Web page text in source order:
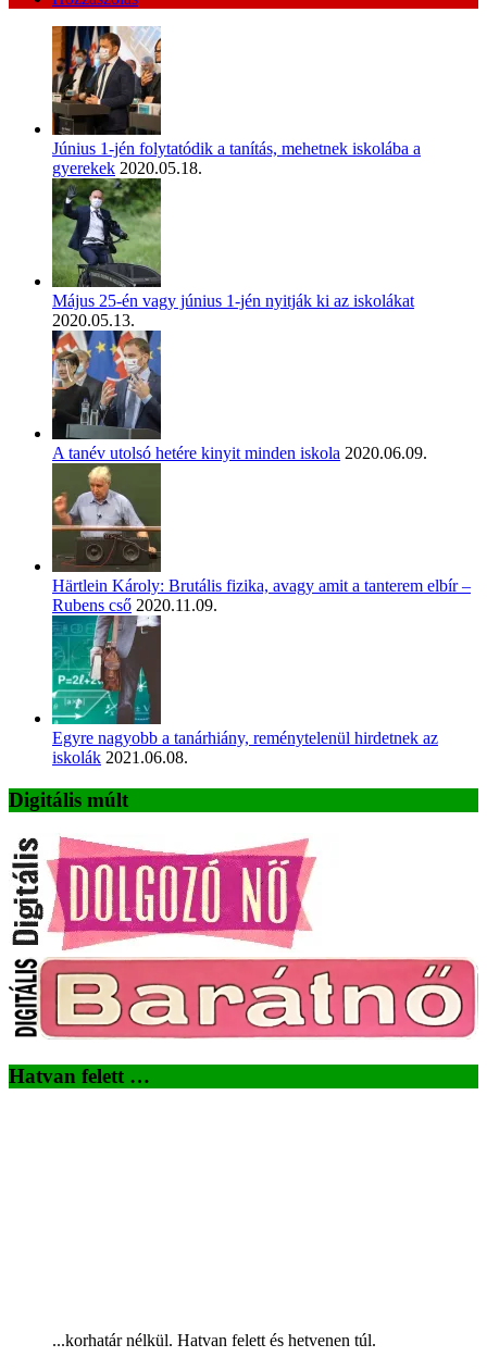
Június 1-jén folytatódik a tanítás, mehetnek iskolába a
gyerekek 2020.05.18.
Május 25-én vagy június 1-jén nyitják ki az iskolákat
2020.05.13.
A tanév utolsó hetére kinyit minden iskola 2020.06.09.
Härtlein Károly: Brutális fizika, avagy amit a tanterem elbír –
Rubens cső 2020.11.09.
Egyre nagyobb a tanárhiány, reménytelenül hirdetnek az
iskolák 2021.06.08.
Digitális múlt
Hatvan felett …
...korhatár nélkül. Hatvan felett és hetvenen túl.